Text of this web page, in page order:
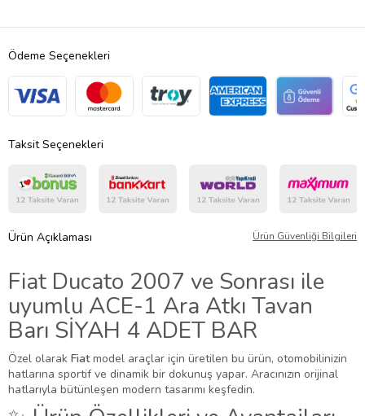
Ödeme Seçenekleri
Taksit Seçenekleri
Ürün Açıklaması Ürün Güvenliği Bilgileri
Fiat Ducato 2007 ve Sonrası ile
uyumlu ACE-1 Ara Atkı Tavan
Barı SİYAH 4 ADET BAR
Özel olarak Fiatmodel araçlar için üretilen bu ürün, otomobilinizin
hatlarına sportif ve dinamik bir dokunuş yapar. Aracınızın orijinal
hatlarıyla bütünleşen modern tasarımı keşfedin.